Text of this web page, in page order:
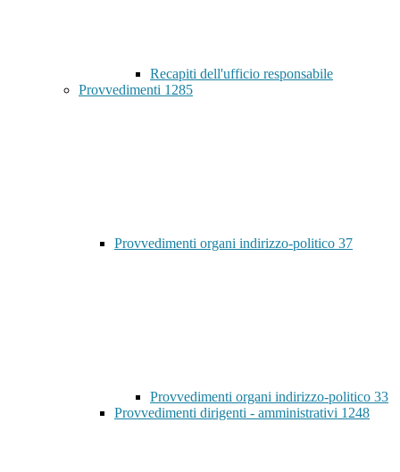
Recapiti dell'ufficio responsabile
Provvedimenti 1285
Provvedimenti organi indirizzo-politico 37
Provvedimenti organi indirizzo-politico 33
Provvedimenti dirigenti - amministrativi 1248